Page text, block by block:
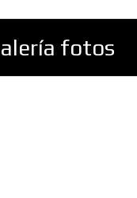
fotos